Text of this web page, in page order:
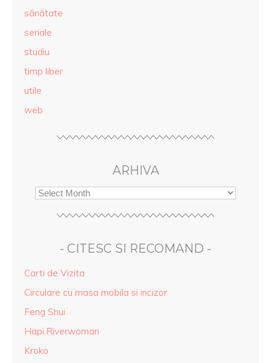
sănătate
seriale
studiu
timp liber
utile
web
ARHIVA
- CITESC SI RECOMAND -
Carti de Vizita
Circulare cu masa mobila si incizor
Feng Shui
Hapi.Riverwoman
Kroko